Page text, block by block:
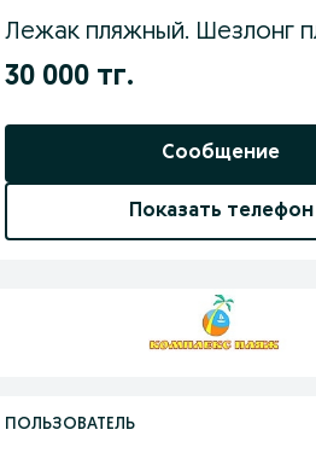
Лежак пляжный. Шезлонг
30 000 тг.
Сообщение
Показать телефон
ПОЛЬЗОВАТЕЛЬ